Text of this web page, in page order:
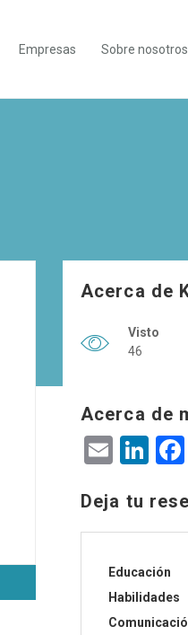
Empresas Sobre nosotros
Acerca de
Visto
46
Acerca de
Email
Deja tu
Educación
Habilidades